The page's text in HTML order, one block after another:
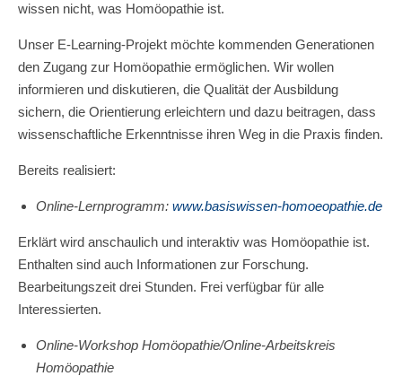
wissen nicht, was Homöopathie ist.
Unser E-Learning-Projekt möchte kommenden Generationen
den Zugang zur Homöopathie ermöglichen. Wir wollen
informieren und diskutieren, die Qualität der Ausbildung
sichern, die Orientierung erleichtern und dazu beitragen, dass
wissenschaftliche Erkenntnisse ihren Weg in die Praxis finden.
Bereits realisiert:
Online-Lernprogramm: www.basiswissen-homoeopathie.de
Erklärt wird anschaulich und interaktiv was Homöopathie ist.
Enthalten sind auch Informationen zur Forschung.
Bearbeitungszeit drei Stunden. Frei verfügbar für alle
Interessierten.
Online-Workshop Homöopathie/Online-Arbeitskreis
Homöopathie